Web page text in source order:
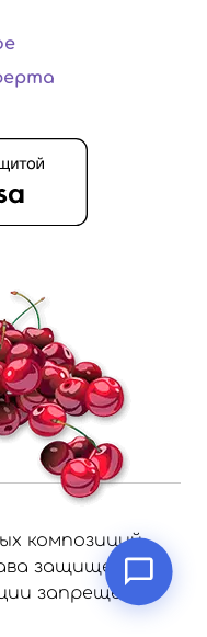
композиций
защищены.
запрещено.